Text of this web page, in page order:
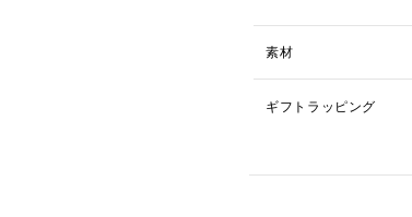
素材
ギフトラッピング